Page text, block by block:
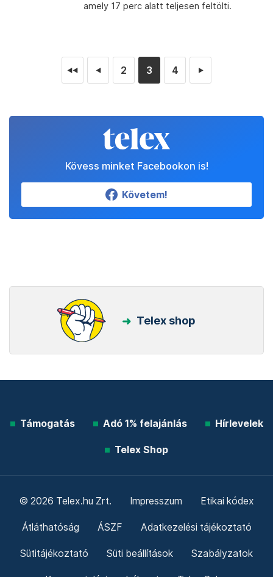
amely 17 perc alatt teljesen feltölti.
◄◄ ◄ 2 3 4 ►
Kövess minket Facebookon is!
Követem!
Telex shop
Támogatás Adó 1% felajánlás Hírlevelek
Telex Shop
© 2026 Telex.hu Zrt. Impresszum Etikai kódex
Átláthatóság ÁSZF Adatkezelési tájékoztató
Sütitájékoztató Süti beállítások Szabályzatok